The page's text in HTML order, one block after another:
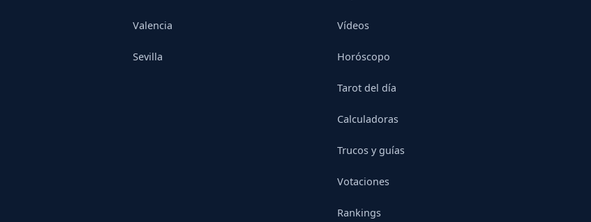
Valencia
Sevilla
Vídeos
Horóscopo
Tarot del día
Calculadoras
Trucos y guías
Votaciones
Rankings